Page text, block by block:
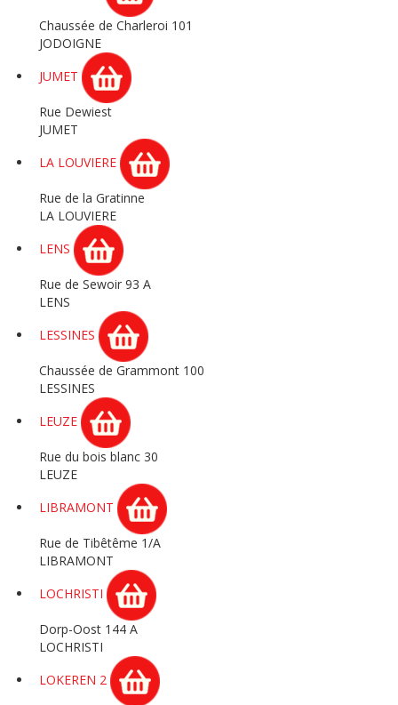
Chaussée de Charleroi 101
JODOIGNE
JUMET
Rue Dewiest
JUMET
LA LOUVIERE
Rue de la Gratinne
LA LOUVIERE
LENS
Rue de Sewoir 93 A
LENS
LESSINES
Chaussée de Grammont 100
LESSINES
LEUZE
Rue du bois blanc 30
LEUZE
LIBRAMONT
Rue de Tibêtême 1/A
LIBRAMONT
LOCHRISTI
Dorp-Oost 144 A
LOCHRISTI
LOKEREN 2